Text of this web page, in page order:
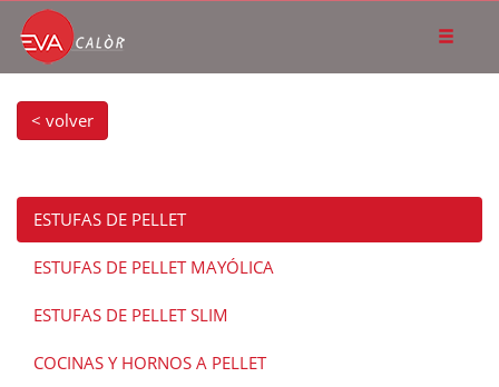
< volver
ESTUFAS DE PELLET
ESTUFAS DE PELLET MAYÓLICA
ESTUFAS DE PELLET SLIM
COCINAS Y HORNOS A PELLET